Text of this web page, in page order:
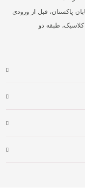
پاکستان، قبل از ورودی